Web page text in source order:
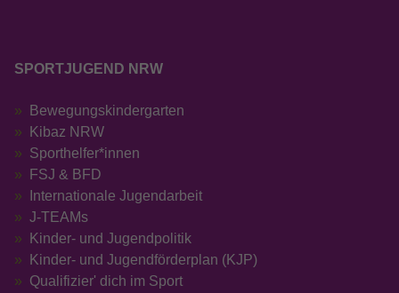
SPORTJUGEND NRW
Bewegungskindergarten
Kibaz NRW
Sporthelfer*innen
FSJ & BFD
Internationale Jugendarbeit
J-TEAMs
Kinder- und Jugendpolitik
Kinder- und Jugendförderplan (KJP)
Qualifizier' dich im Sport